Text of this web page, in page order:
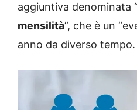
aggiuntiva denominata
mensilità”, che è un
anno da diverso tempo.